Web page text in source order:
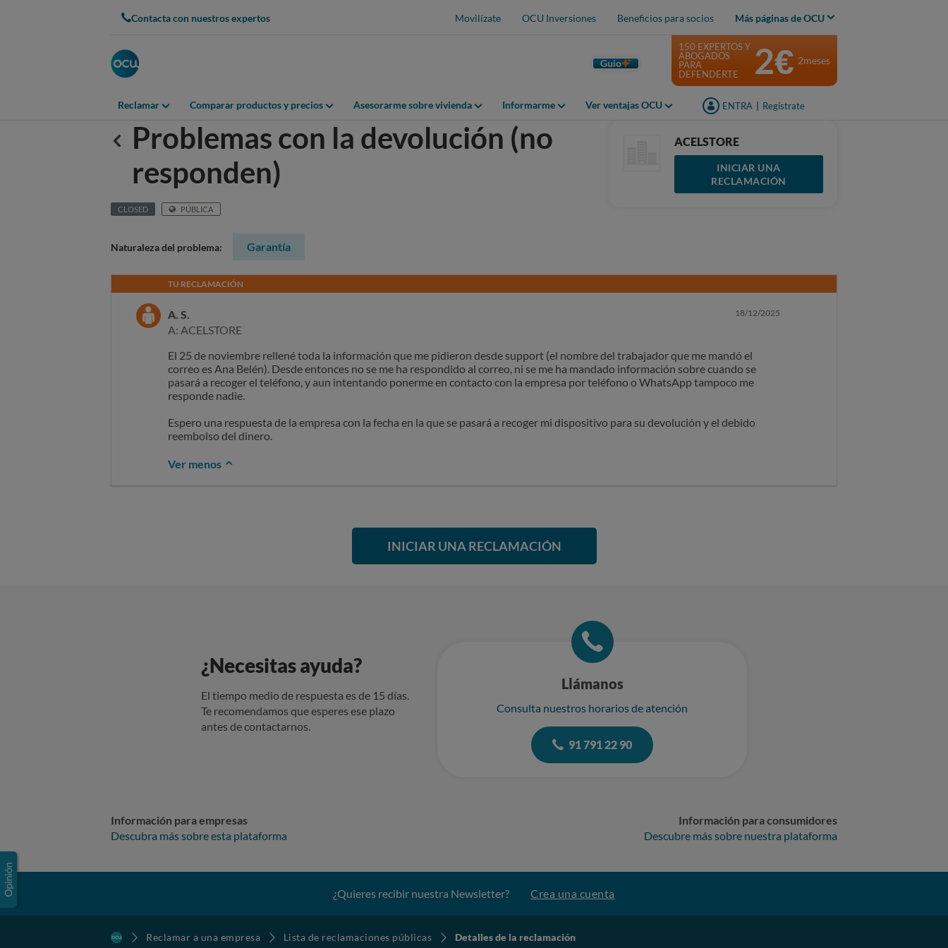
Contacta con nuestros expertos Movilízate OCU Inversiones Beneficios para socios Más páginas de OCU
Guio
Reclamar Comparar productos y precios Asesorarme sobre vivienda Informarme Ver ventajas OCU ENTRA Regístrate
150 EXPERTOS Y
ABOGADOS
PARA
DEFENDERTE
2€ 2meses
Anterior
Problemas con la devolución (no
responden)
CLOSED PÚBLICA
ACELSTORE
INICIAR UNA
RECLAMACIÓN
Naturaleza del problema: Garantía
TU RECLAMACIÓN
A. S.
A: ACELSTORE
18/12/2025
El 25 de noviembre rellené toda la información que me pidieron desde support (el nombre del trabajador que me mandó el
correo es Ana Belén). Desde entonces no se me ha respondido al correo, ni se me ha mandado información sobre cuando se
pasará a recoger el teléfono, y aun intentando ponerme en contacto con la empresa por teléfono o WhatsApp tampoco me
responde nadie.
Espero una respuesta de la empresa con la fecha en la que se pasará a recoger mi dispositivo para su devolución y el debido
reembolso del dinero.
Ver menos
INICIAR UNA RECLAMACIÓN
¿Necesitas ayuda?
El tiempo medio de respuesta es de 15 días.
Te recomendamos que esperes ese plazo
antes de contactarnos.
Llámanos
Consulta nuestros horarios de atención
91 791 22 90
Información para empresas
Descubra más sobre esta plataforma
Información para consumidores
Descubre más sobre nuestra plataforma
¿Quieres recibir nuestra Newsletter? Crea una cuenta
Reclamar a una empresa Lista de reclamaciones públicas Detalles de la reclamación